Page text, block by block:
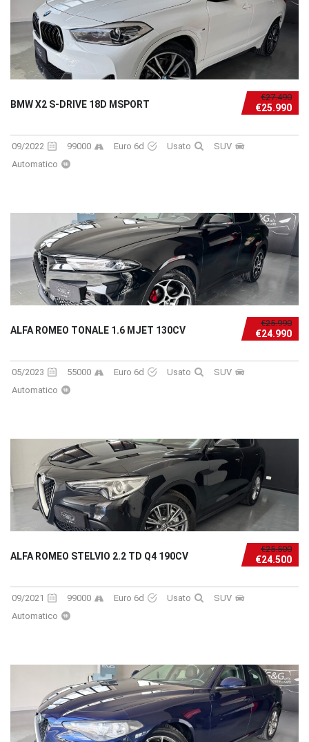
€27.490
€25.990
BMW X2 S-DRIVE 18D MSPORT
09/2022 99000 Euro 6d Usato
SUV
Automatico
€25.990
€24.990
ALFA ROMEO TONALE 1.6 MJET 130CV
05/2023 55000 Euro 6d Usato
SUV
Automatico
€25.500
€24.500
ALFA ROMEO STELVIO 2.2 TD Q4 190CV
09/2021 99000 Euro 6d Usato
SUV
Automatico